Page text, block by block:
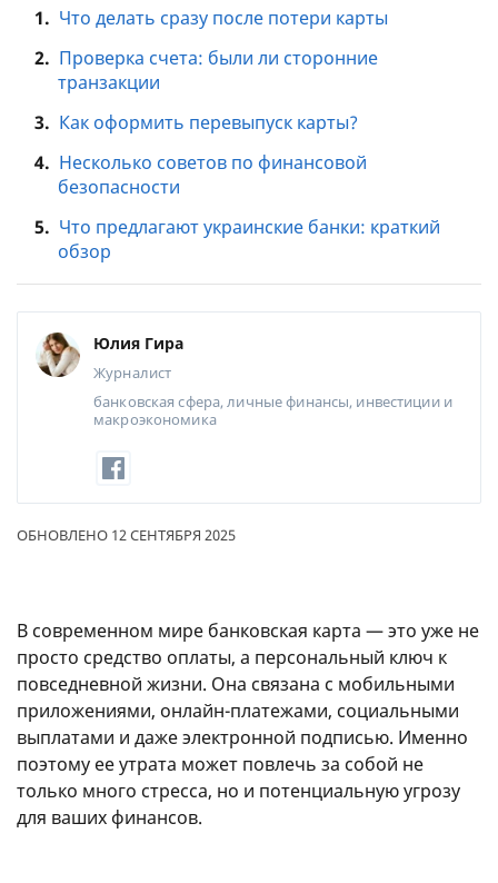
1. Что делать сразу после потери карты
2. Проверка счета: были ли сторонние
транзакции
3. Как оформить перевыпуск карты?
4. Несколько советов по финансовой
безопасности
5. Что предлагают украинские банки: краткий
обзор
Юлия Гира
Журналист
банковская сфера, личные финансы, инвестиции и
макроэкономика
ОБНОВЛЕНО 12 СЕНТЯБРЯ 2025
В современном мире банковская карта — это уже не
просто средство оплаты, а персональный ключ к
повседневной жизни. Она связана с мобильными
приложениями, онлайн-платежами, социальными
выплатами и даже электронной подписью. Именно
поэтому ее утрата может повлечь за собой не
только много стресса, но и потенциальную угрозу
для ваших финансов.